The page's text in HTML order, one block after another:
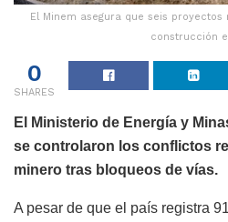
El Minem asegura que seis
construcción
0
SHARES
El Ministerio de Energía y
se controlaron los conflictos
minero tras bloqueos de vías.
A pesar de que el país registra